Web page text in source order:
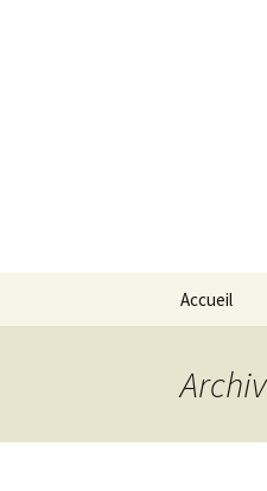
Accueil